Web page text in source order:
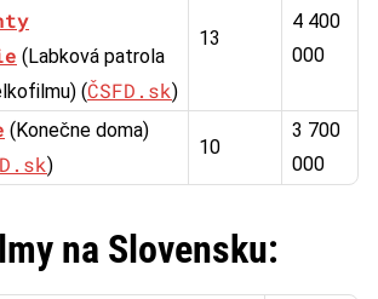
(Labková patrola
(ČSFD.sk)
13
4 400
000
(Konečne doma)
)
10
3 700
000
na Slovensku: